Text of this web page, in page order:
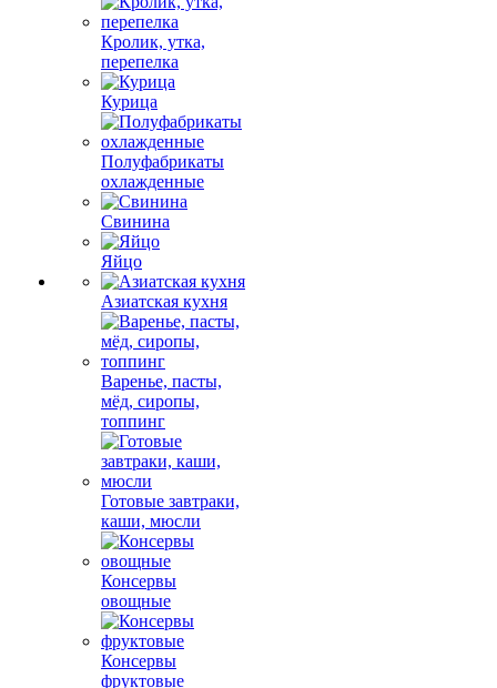
Кролик, утка,
перепелка
Курица
Полуфабрикаты
охлажденные
Свинина
Яйцо
Азиатская кухня
Варенье, пасты,
мёд, сиропы,
топпинг
Готовые завтраки,
каши, мюсли
Консервы
овощные
Консервы
фруктовые